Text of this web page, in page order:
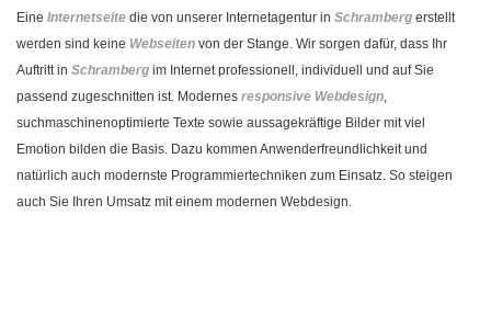
Eine Internetseite die von unserer Internetagentur in Schramberg erstellt
werden sind keine Webseiten von der Stange. Wir sorgen dafür, dass Ihr
Auftritt in Schramberg im Internet professionell, individuell und auf Sie
passend zugeschnitten ist. Modernes responsive Webdesign,
suchmaschinenoptimierte Texte sowie aussagekräftige Bilder mit viel
Emotion bilden die Basis. Dazu kommen Anwenderfreundlichkeit und
natürlich auch modernste Programmiertechniken zum Einsatz. So steigen
auch Sie Ihren Umsatz mit einem modernen Webdesign.